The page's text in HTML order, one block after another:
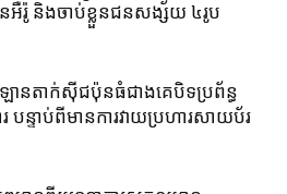
អឺរ៉ូ និងចាប់ខ្លួនជនសង្ស័យ ៤រូប
នតាក់ស៊ីជប៉ុនធំជាងគេបិទប្រព័ន្ធ
បន្ទាប់ពីមានការវាយប្រហារសាយប័រ